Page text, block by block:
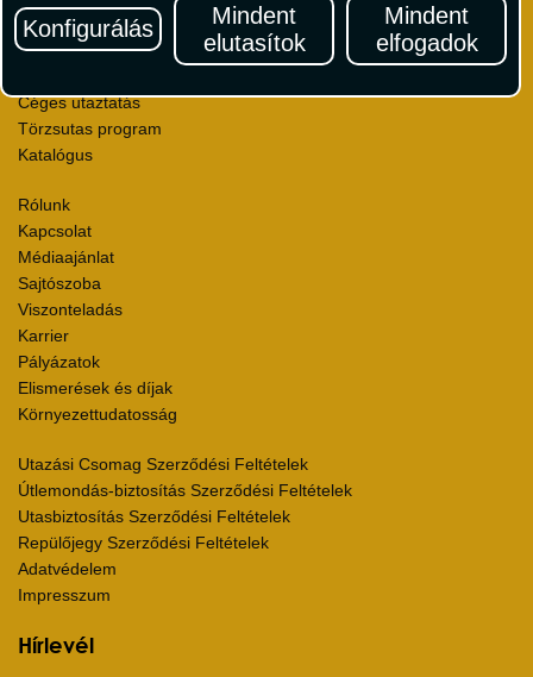
Konfigurálás
Mindent
elutasítok
Mindent
elfogadok
Utazási utalványok
Szállásértékelések
Céges utaztatás
Törzsutas program
Katalógus
Rólunk
Kapcsolat
Médiaajánlat
Sajtószoba
Viszonteladás
Karrier
Pályázatok
Elismerések és díjak
Környezettudatosság
Utazási Csomag Szerződési Feltételek
Útlemondás-biztosítás Szerződési Feltételek
Utasbiztosítás Szerződési Feltételek
Repülőjegy Szerződési Feltételek
Adatvédelem
Impresszum
Hírlevél